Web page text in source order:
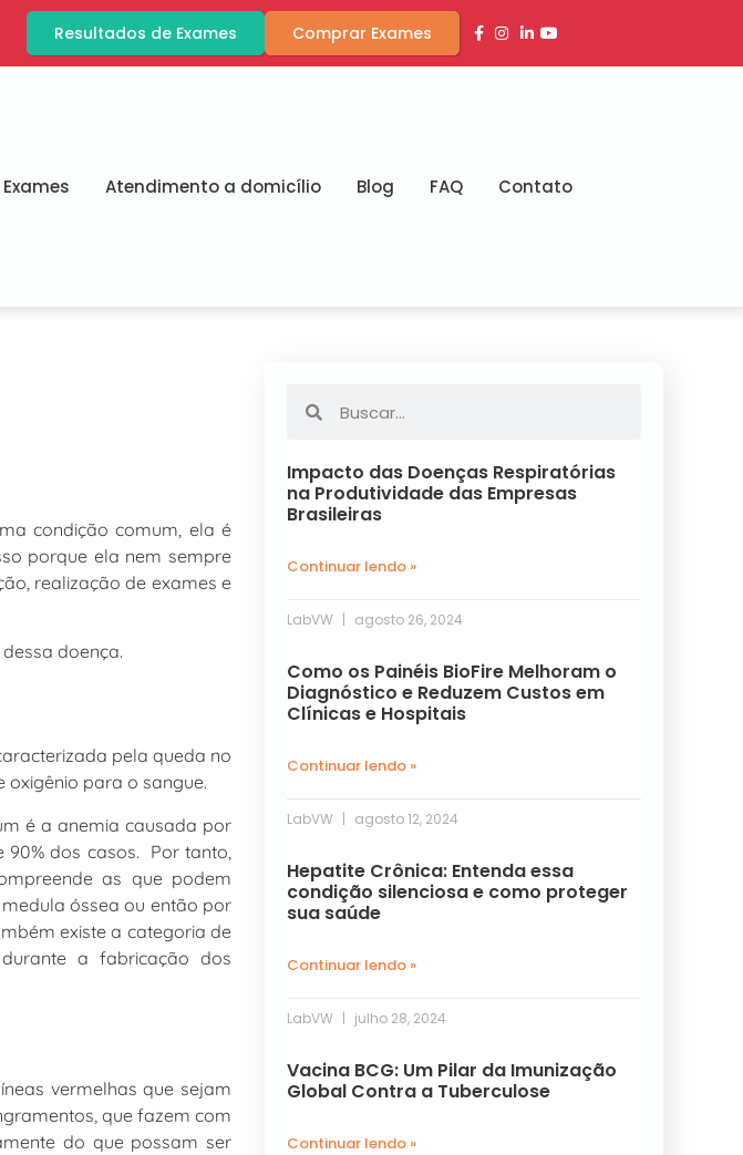
Resultados de Exames Comprar Exames
Exames Atendimento a domicílio Blog FAQ Contato
condição comum, ela é
porque ela nem sempre
realização de exames e
doença.
pela queda no
para o sangue.
é a anemia causada por
dos casos. Por tanto,
as que podem
óssea ou então por
existe a categoria de
durante a fabricação dos
vermelhas que sejam
que fazem com
do que possam ser
Impacto das Doenças Respiratórias
na Produtividade das Empresas
Brasileiras
Continuar lendo »
LabVW agosto 26, 2024
Como os Painéis BioFire Melhoram o
Diagnóstico e Reduzem Custos em
Clínicas e Hospitais
Continuar lendo »
LabVW agosto 12, 2024
Hepatite Crônica: Entenda essa
condição silenciosa e como proteger
sua saúde
Continuar lendo »
LabVW julho 28, 2024
Vacina BCG: Um Pilar da Imunização
Global Contra a Tuberculose
Continuar lendo »